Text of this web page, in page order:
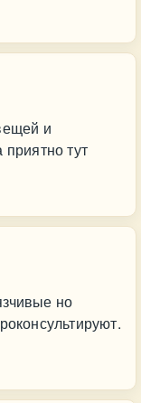
и
приятно тут
но